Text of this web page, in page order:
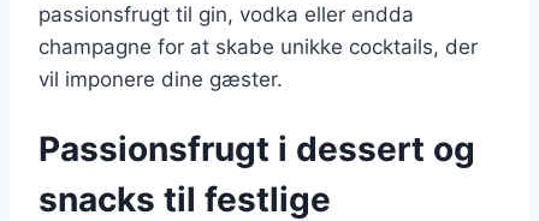
passionsfrugt til gin, vodka eller endda
champagne for at skabe unikke cocktails, der
vil imponere dine gæster.
Passionsfrugt i dessert og
snacks til festlige